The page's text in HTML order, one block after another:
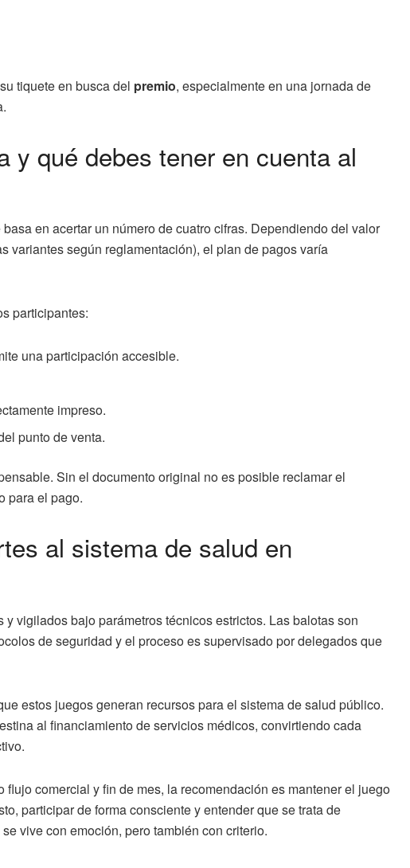
tiquete en busca del premio, especialmente en una jornada de
y qué debes tener en cuenta al
basa en acertar un número de cuatro cifras. Dependiendo del valor
variantes según reglamentación), el plan de pagos varía
participantes:
una participación accesible.
impreso.
punto de venta.
Sin el documento original no es posible reclamar el
para el pago.
al sistema de salud en
y vigilados bajo parámetros técnicos estrictos. Las balotas son
de seguridad y el proceso es supervisado por delegados que
estos juegos generan recursos para el sistema de salud público.
al financiamiento de servicios médicos, convirtiendo cada
comercial y fin de mes, la recomendación es mantener el juego
participar de forma consciente y entender que se trata de
se vive con emoción, pero también con criterio.